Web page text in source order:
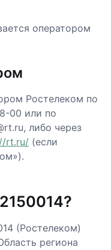
оператором
Ростелеком по
00 или по
либо через
rt.ru/ (если
(Ростелеком)
региона